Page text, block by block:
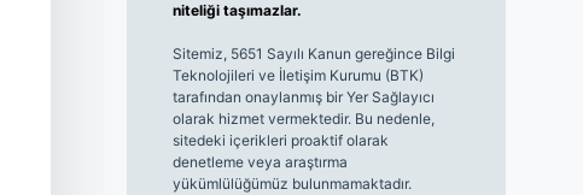
niteliği taşımazlar.
Sitemiz, 5651 Sayılı Kanun gereğince Bilgi
Teknolojileri ve İletişim Kurumu (BTK)
tarafından onaylanmış bir Yer Sağlayıcı
olarak hizmet vermektedir. Bu nedenle,
sitedeki içerikleri proaktif olarak
denetleme veya araştırma
yükümlülüğümüz bulunmamaktadır.